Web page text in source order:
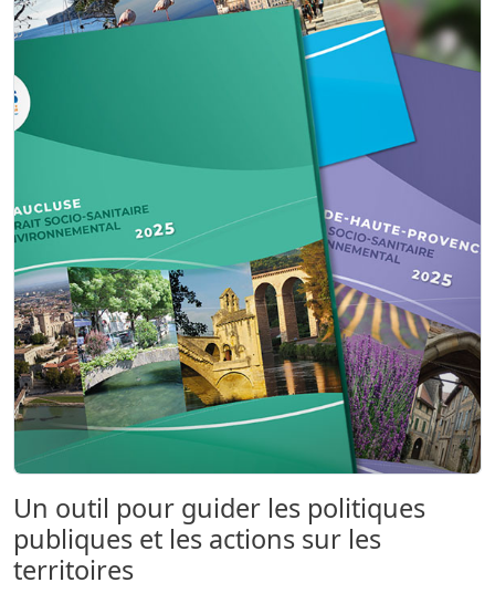
Sous titre
Un outil pour guider les politiques
publiques et les actions sur les
territoires